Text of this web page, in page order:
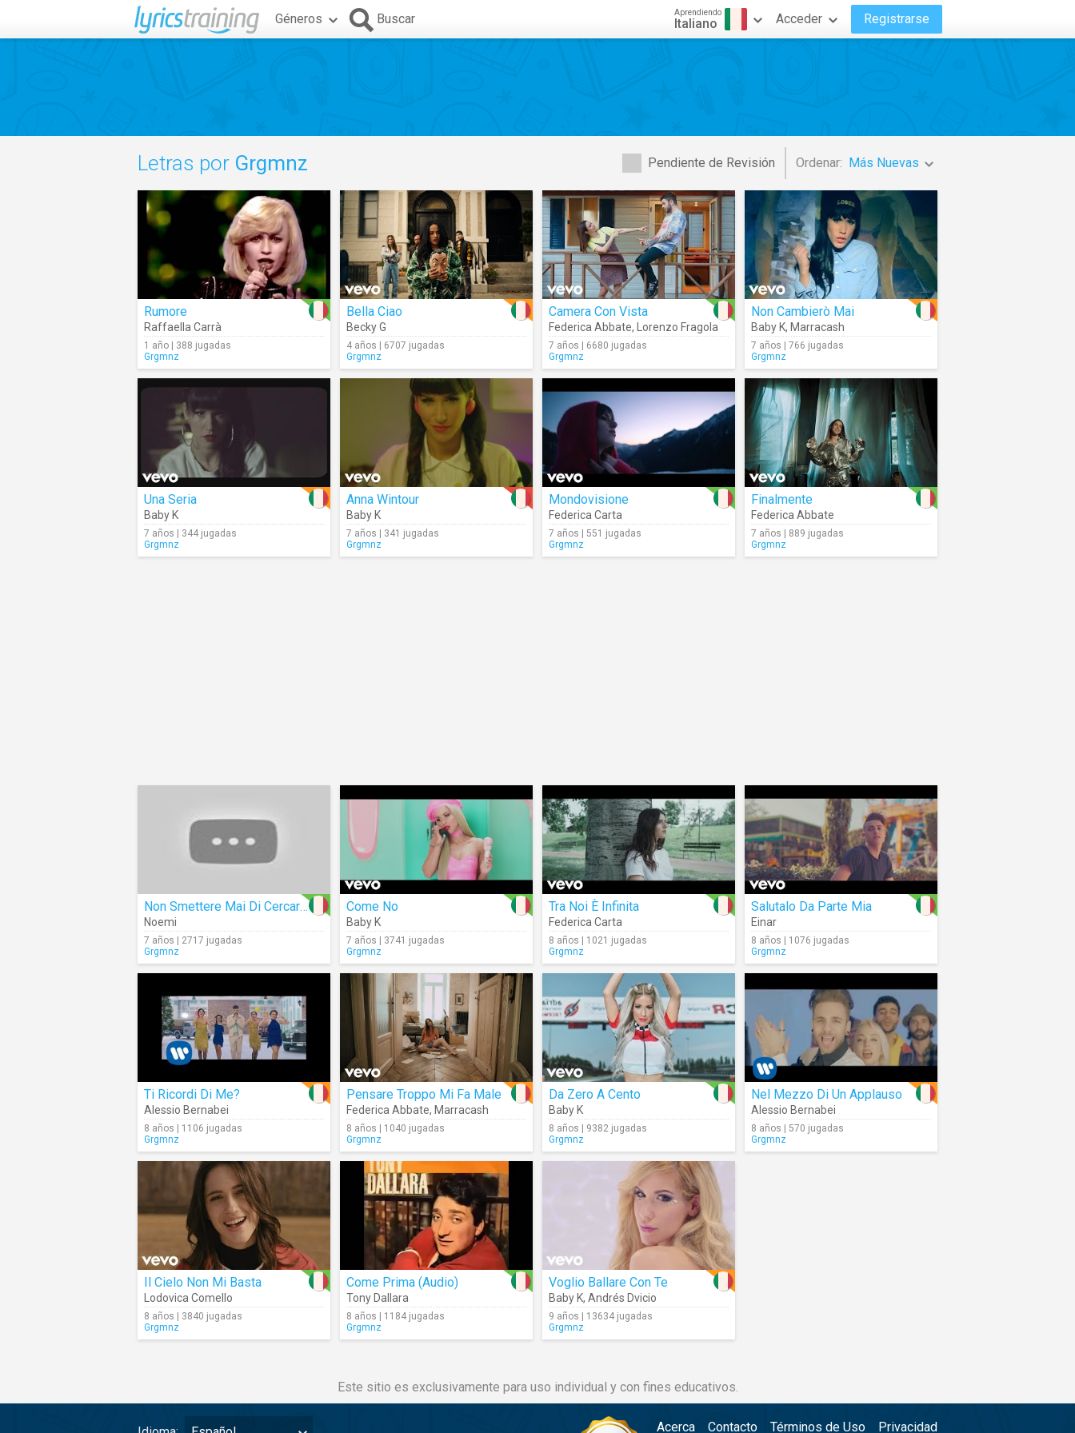
Géneros Buscar Aprendiendo
Italiano Acceder Registrarse
Pendiente de Revisión Ordenar: Más Nuevas
Letras por Grgmnz
Rumore
Raffaella Carrà
1 año | 388 jugadas
Grgmnz
Bella Ciao
Becky G
4 años | 6707 jugadas
Grgmnz
Camera Con Vista
Federica Abbate, Lorenzo Fragola
7 años | 6680 jugadas
Grgmnz
Non Cambierò Mai
Baby K, Marracash
7 años | 766 jugadas
Grgmnz
Una Seria
Baby K
7 años | 344 jugadas
Grgmnz
Anna Wintour
Baby K
7 años | 341 jugadas
Grgmnz
Mondovisione
Federica Carta
7 años | 551 jugadas
Grgmnz
Finalmente
Federica Abbate
7 años | 889 jugadas
Grgmnz
Non Smettere Mai Di Cercarmi
Noemi
7 años | 2717 jugadas
Grgmnz
Come No
Baby K
7 años | 3741 jugadas
Grgmnz
Tra Noi È Infinita
Federica Carta
8 años | 1021 jugadas
Grgmnz
Salutalo Da Parte Mia
Einar
8 años | 1076 jugadas
Grgmnz
Ti Ricordi Di Me?
Alessio Bernabei
8 años | 1106 jugadas
Grgmnz
Pensare Troppo Mi Fa Male
Federica Abbate, Marracash
8 años | 1040 jugadas
Grgmnz
Da Zero A Cento
Baby K
8 años | 9382 jugadas
Grgmnz
Nel Mezzo Di Un Applauso
Alessio Bernabei
8 años | 570 jugadas
Grgmnz
Il Cielo Non Mi Basta
Lodovica Comello
8 años | 3840 jugadas
Grgmnz
Come Prima (Audio)
Tony Dallara
8 años | 1184 jugadas
Grgmnz
Voglio Ballare Con Te
Baby K, Andrés Dvicio
9 años | 13634 jugadas
Grgmnz
Este sitio es exclusivamente para uso individual y con fines educativos.
Acerca Contacto Términos de Uso Privacidad